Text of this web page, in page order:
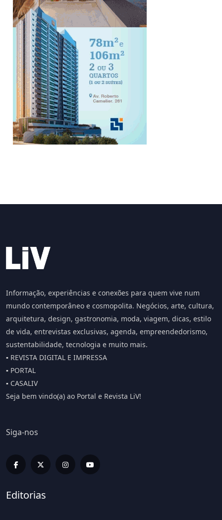
Informação, experiências e conexões para quem vive num
mundo contemporâneo e cosmopolita. Negócios, arte, cultura,
arquitetura, design, gastronomia, moda, viagem, dicas, estilo
de vida, entrevistas exclusivas, agenda, empreendedorismo,
sustentabilidade, tecnologia e muito mais.
▪️ REVISTA DIGITAL E IMPRESSA
▪️ PORTAL
▪️ CASALIV
Seja bem vindo(a) ao Portal e Revista LiV!
Siga-nos
Editorias